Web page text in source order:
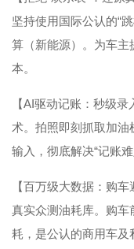
坚持使用国际公认的“
算（新能源）。为车
本。
【AI驱动记账：秒级
术。拍照即刻抓取加油
输入，彻底解决“记账
【百万级大数据：购
真实众测油耗库。购车
耗，是公认的商用车及